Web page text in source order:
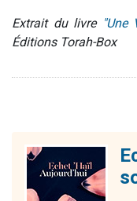
Extrait du livre "Une
Éditions Torah-Box